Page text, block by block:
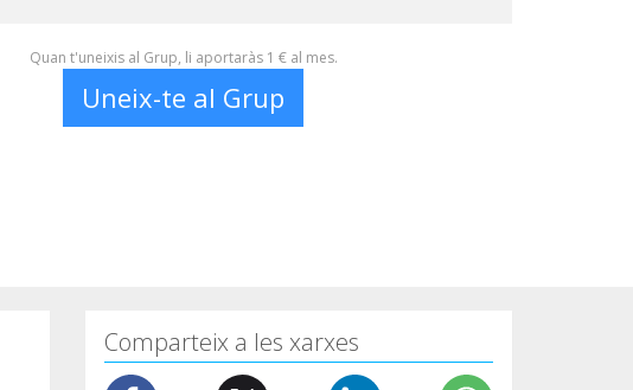
Quan t'uneixis al Grup, li aportaràs 1 € al mes.
Uneix-te al Grup
Comparteix a les xarxes